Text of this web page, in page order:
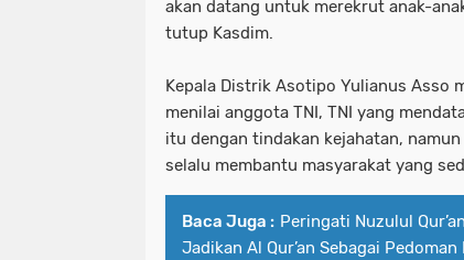
akan datang untuk merekrut anak-
tutup Kasdim.
Kepala Distrik Asotipo Yulianus Asso
menilai anggota TNI, TNI yang
itu dengan tindakan kejahatan,
selalu membantu masyarakat yang
Baca Juga : Peringati Nuzulul
Jadikan Al Qur’an Sebagai Pedoman